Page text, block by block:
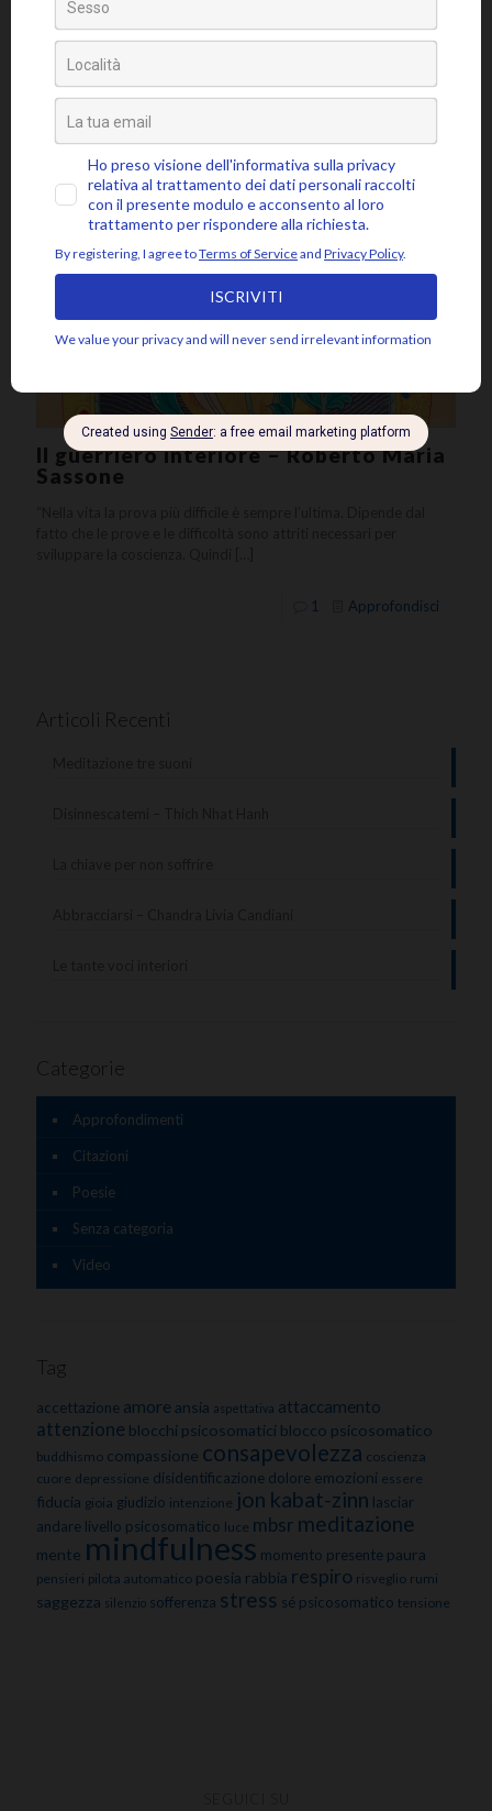
“Ero adirato col mio amico, dissi la mia ira, la mia ira finì; ero
adirato col mio nemico, non la dissi, la mia ira crebbe.” William[…]
0 Approfondisci
Il guerriero interiore – Roberto Maria
Sassone
1 Approfondisci
Articoli Recenti
Categorie
Approfondimenti
Citazioni
Poesie
Senza categoria
Video
Tag
accettazione amore ansia aspettativa attaccamento
attenzione blocchi psicosomatici blocco psicosomatico
buddhismo compassione consapevolezza coscienza
cuore depressione disidentificazione dolore emozioni essere
fiducia gioia giudizio intenzione jon kabat-zinn lasciar
andare livello psicosomatico luce mbsr meditazione
mente mindfulness momento presente paura
pensieri pilota automatico poesia rabbia respiro risveglio rumi
saggezza silenzio sofferenza stress sé psicosomatico tensione